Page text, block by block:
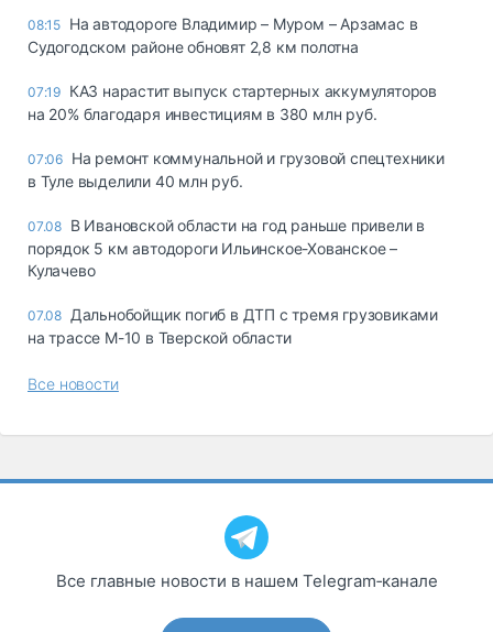
08:15 На автодороге Владимир – Муром – Арзамас в
Судогодском районе обновят 2,8 км полотна
07:19 КАЗ нарастит выпуск стартерных аккумуляторов
на 20% благодаря инвестициям в 380 млн руб.
07:06 На ремонт коммунальной и грузовой спецтехники
в Туле выделили 40 млн руб.
07.08 В Ивановской области на год раньше привели в
порядок 5 км автодороги Ильинское-Хованское –
Кулачево
07.08 Дальнобойщик погиб в ДТП с тремя грузовиками
на трассе М-10 в Тверской области
Все новости
Все главные новости в нашем Telegram‑канале